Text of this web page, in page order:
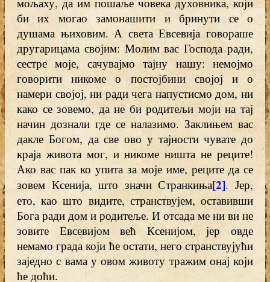
би их могао замонашити и бринути се о
душама њиховим. А света Евсевија говораше
другарицама својим: Молим вас Господа ради,
сестре моје, сачувајмо тајну нашу: немојмо
говорити никоме о постојбини својој и о
намери својој, ни ради чега напустисмо дом, ни
како се зовемо, да не би родитељи моји на тај
начин дознали где се налазимо. Заклињем вас
дакле Богом, да све ово у тајности чувате до
краја живота мог, и никоме ништа не реците!
Ако вас пак ко упита за моје име, реците да се
зовем Ксенија, што значи Странкиња[2]. Јер,
ето, као што видите, странствујем, оставивши
Бога ради дом и родитеље. И отсада ме ни ви не
зовите Евсевијом већ Ксенијом, јер овде
немамо града који ће остати, него странствујући
заједно с вама у овом животу тражим онај који
ће доћи.